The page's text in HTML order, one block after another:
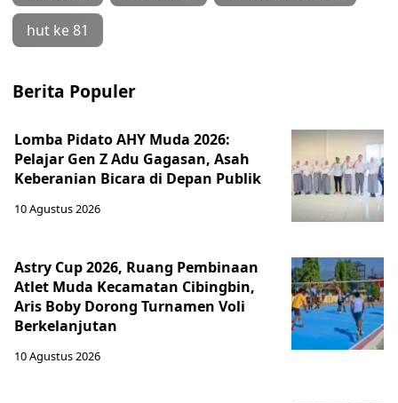
hut ke 81
Berita Populer
Lomba Pidato AHY Muda 2026:
Pelajar Gen Z Adu Gagasan, Asah
Keberanian Bicara di Depan Publik
10 Agustus 2026
Astry Cup 2026, Ruang Pembinaan
Atlet Muda Kecamatan Cibingbin,
Aris Boby Dorong Turnamen Voli
Berkelanjutan
10 Agustus 2026